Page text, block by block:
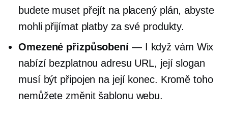
budete muset přejít na placený plán, abyste
mohli přijímat platby za své produkty.
Omezené přizpůsobení — I když vám Wix
nabízí bezplatnou adresu URL, její slogan
musí být připojen na její konec. Kromě toho
nemůžete změnit šablonu webu.